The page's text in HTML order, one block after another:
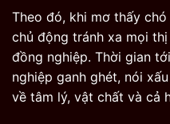
Theo đó, khi mơ thấy
chủ động tránh xa mọi
đồng nghiệp. Thời gian
nghiệp ganh ghét, nói
về tâm lý, vật chất và cả